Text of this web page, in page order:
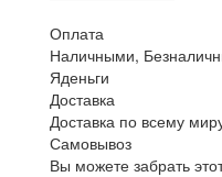
Оплата
Наличными,
Яденьги
Доставка
Доставка по всему
Самовывоз
Вы можете забрать